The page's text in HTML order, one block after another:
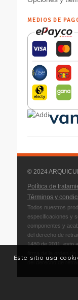
MEDIOS DE
© 2024
Política de
Términos y
Todos nuestros
especificaciones y
componentes y
del derecho de
1480 de 2011, esto
Este sitio usa